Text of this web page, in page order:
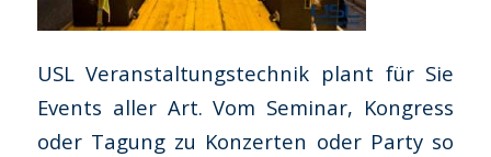
USL Veranstaltungstechnik plant für Sie
Events aller Art. Vom Seminar, Kongress
oder Tagung zu Konzerten oder Party so